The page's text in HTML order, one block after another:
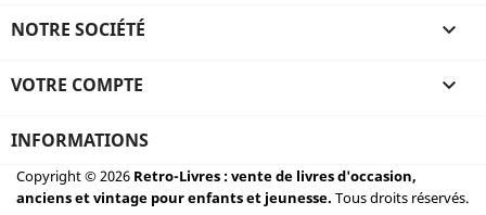
NOTRE SOCIÉTÉ 
VOTRE COMPTE 
INFORMATIONS
Copyright © 2026 Retro-Livres : vente de livres d'occasion,
anciens et vintage pour enfants et jeunesse. Tous droits réservés.